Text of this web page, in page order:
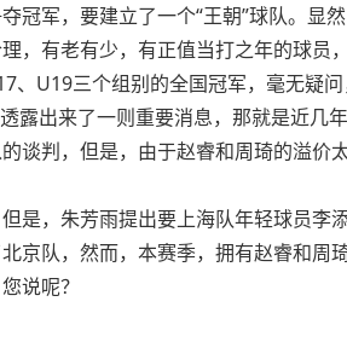
冠军，要建立了一个“王朝”球队。显
，有老有少，有正值当打之年的球
U19三个组别的全国冠军，毫无疑问
露出来了一则重要消息，那就是近
谈判，但是，由于赵睿和周琦的溢
是，朱芳雨提出要上海队年轻球员李
京队，然而，本赛季，拥有赵睿和
说呢？